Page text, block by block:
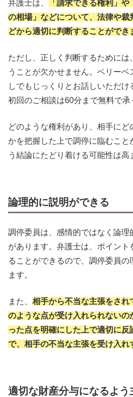
弁護士は、
「請求できる権利」
の相場」などについて、法律や裁
どから適切に判断することができ
ただし、正しく判断するためには
うことが欠かせません。ベリー
しでもじっくりとお話しいただけ
初回のご相談は60分まで無料で承
どのような権利があり、相手に
かを把握した上で調停に臨むこと
う結論にたどり着ける可能性は高
論理的に説明ができる
調停委員は、感情的ではなく論理
があります。弁護士は、ポイント
ることができるので、調停委員の
ます。
また、 相手から不当な主張をされ
のような点が受け入れられないの
った点を明確にした上で適切に
で、相手の不当な主張を受け入れ
適切な財産分与になるよう